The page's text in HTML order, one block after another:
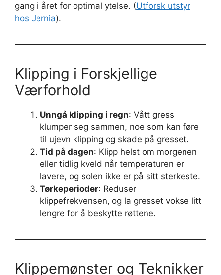
gang i året for optimal ytelse. (Utforsk utstyr
hos Jernia).
Klipping i Forskjellige
Værforhold
Unngå klipping i regn: Vått gress
klumper seg sammen, noe som kan føre
til ujevn klipping og skade på gresset.
Tid på dagen: Klipp helst om morgenen
eller tidlig kveld når temperaturen er
lavere, og solen ikke er på sitt sterkeste.
Tørkeperioder: Reduser
klippefrekvensen, og la gresset vokse litt
lengre for å beskytte røttene.
Klippemønster og Teknikker